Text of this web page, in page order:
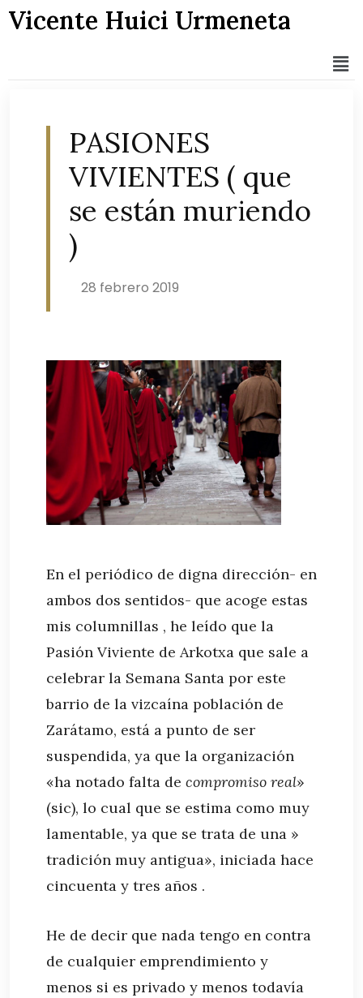
Vicente Huici Urmeneta
PASIONES
VIVIENTES ( que
se están muriendo
)
28 febrero 2019
En el periódico de digna dirección- en
ambos dos sentidos- que acoge estas
mis columnillas , he leído que la
Pasión Viviente de Arkotxa que sale a
celebrar la Semana Santa por este
barrio de la vizcaína población de
Zarátamo, está a punto de ser
suspendida, ya que la organización
«ha notado falta de compromiso real»
(sic), lo cual que se estima como muy
lamentable, ya que se trata de una »
tradición muy antigua», iniciada hace
cincuenta y tres años .
He de decir que nada tengo en contra
de cualquier emprendimiento y
menos si es privado y menos todavía